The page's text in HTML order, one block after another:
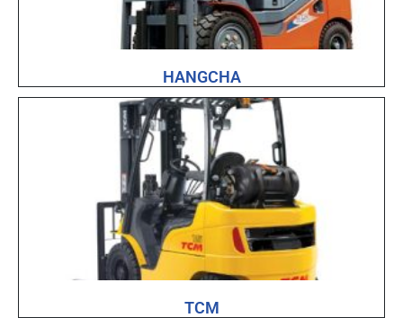
HANGCHA
TCM